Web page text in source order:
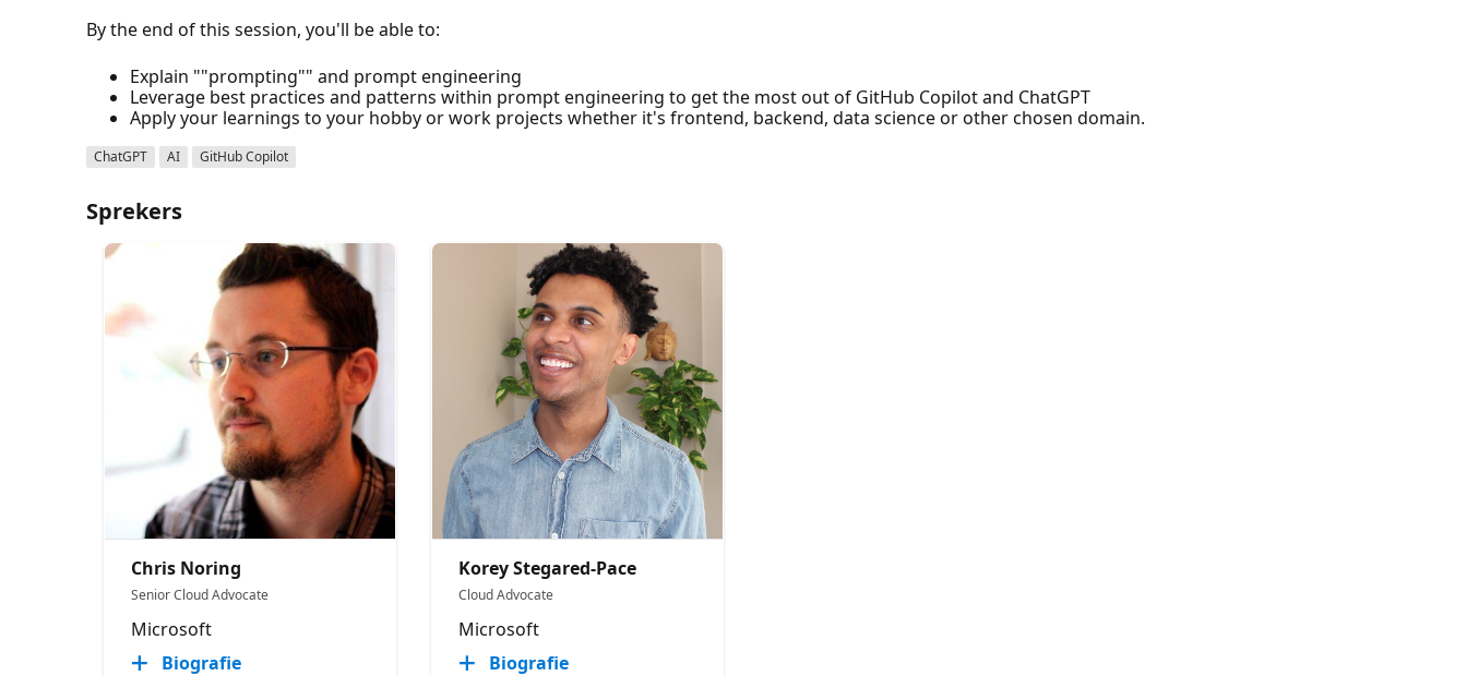
By the end of this session, you'll be able to:
Explain ""prompting"" and prompt engineering
Leverage best practices and patterns within prompt engineering to get the most out of GitHub Copilot and ChatGPT
Apply your learnings to your hobby or work projects whether it's frontend, backend, data science or other chosen domain.
ChatGPT AI GitHub Copilot
Sprekers
Chris Noring
Senior Cloud Advocate
Microsoft
Biografie
Korey Stegared-Pace
Cloud Advocate
Microsoft
Biografie